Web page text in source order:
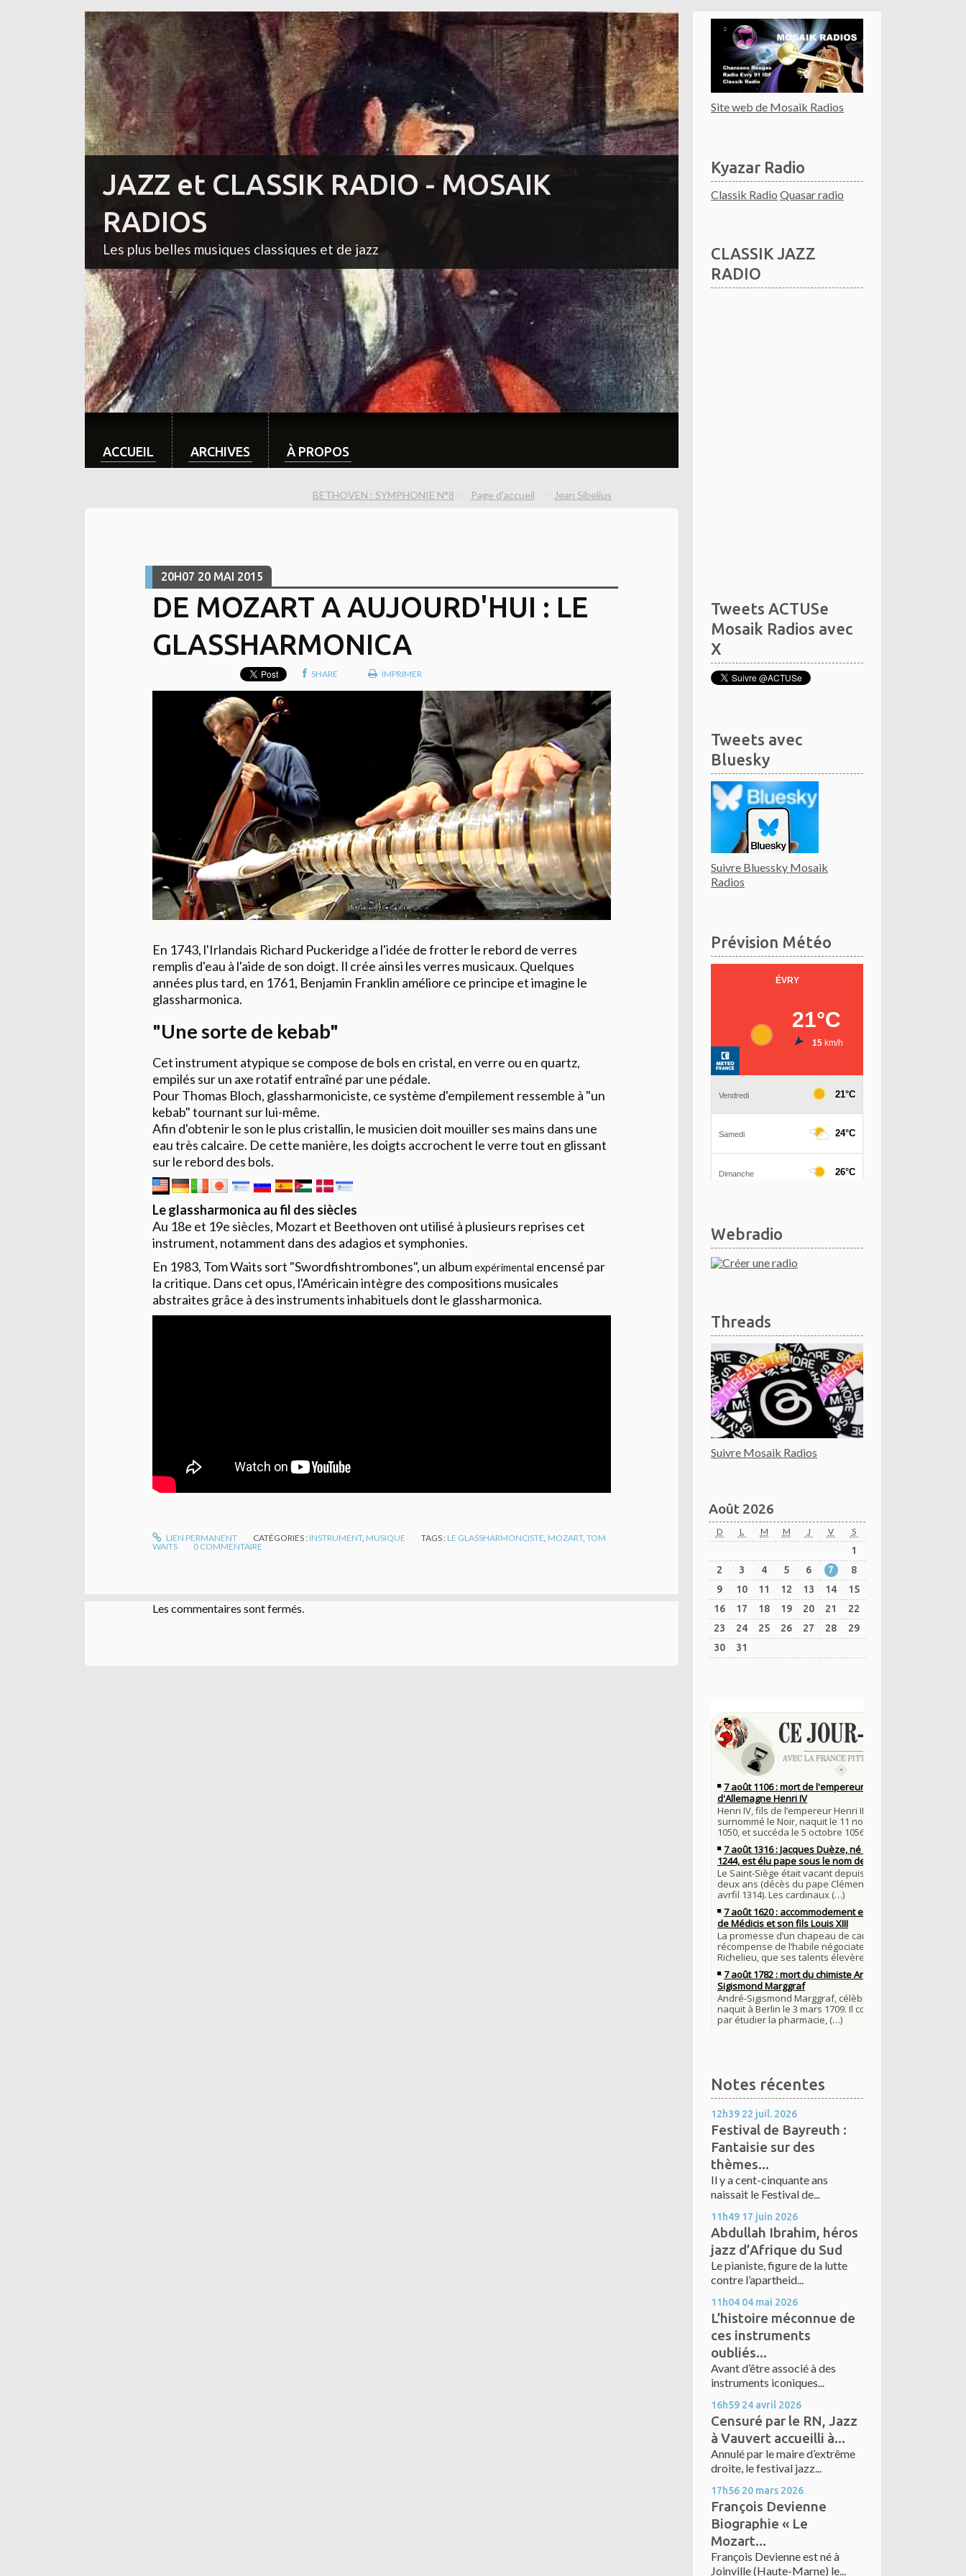
JAZZ et CLASSIK RADIO - MOSAIK
RADIOS
Les plus belles musiques classiques et de jazz
ACCUEIL ARCHIVES À PROPOS
BETHOVEN : SYMPHONIE N°8 Page d'accueil Jean Sibelius
20H07 20 MAI 2015
DE MOZART A AUJOURD'HUI : LE
GLASSHARMONICA
SHARE IMPRIMER
En 1743, l'Irlandais Richard Puckeridge a l'idée de frotter le rebord de verres
remplis d'eau à l'aide de son doigt. Il crée ainsi les verres musicaux. Quelques
années plus tard, en 1761, Benjamin Franklin améliore ce principe et imagine le
glassharmonica.
"Une sorte de kebab"
Cet instrument atypique se compose de bols en cristal, en verre ou en quartz,
empilés sur un axe rotatif entraîné par une pédale.
Pour Thomas Bloch, glassharmoniciste, ce système d'empilement ressemble à "un
kebab" tournant sur lui-même.
Afin d'obtenir le son le plus cristallin, le musicien doit mouiller ses mains dans une
eau très calcaire. De cette manière, les doigts accrochent le verre tout en glissant
sur le rebord des bols.
Le glassharmonica au fil des siècles
Au 18e et 19e siècles, Mozart et Beethoven ont utilisé à plusieurs reprises cet
instrument, notamment dans des adagios et symphonies.
En 1983, Tom Waits sort "Swordfishtrombones", un albumexpérimental encensé par
la critique. Dans cet opus, l'Américain intègre des compositions musicales
abstraites grâce à des instruments inhabituels dont le glassharmonica.
LIEN PERMANENT CATÉGORIES : INSTRUMENT, MUSIQUE TAGS : LE GLASSHARMONCISTE MOZART,TOM
WAITS
0 COMMENTAIRE
Les commentaires sont fermés.
Site web de Mosaik Radios
Kyazar Radio
Classik Radio Quasar radio
CLASSIK JAZZ
RADIO
Tweets ACTUSe
Mosaik Radios avec
X
Tweets avec
Bluesky
Suivre Bluessky Mosaik
Radios
Prévision Météo
Webradio
Threads
Suivre Mosaik Radios
Août 2026
D L M M J V S
1
2
3 4 5 6 7
8
9
10 11 12 13 14
15
16
17 18 19 20 21
22
23
24 25 26 27 28
29
30
31
Notes récentes
12h39 22 juil. 2026
Festival de Bayreuth :
Fantaisie sur des
thèmes...
Il y a cent-cinquante ans
naissait le Festival de...
11h49 17 juin 2026
Abdullah Ibrahim, héros
jazz d’Afrique du Sud
Le pianiste, figure de la lutte
contre l’apartheid...
11h04 04 mai 2026
L’histoire méconnue de
ces instruments
oubliés...
Avant d’être associé à des
instruments iconiques...
16h59 24 avril 2026
Censuré par le RN, Jazz
à Vauvert accueilli à...
Annulé par le maire d’extrême
droite, le festival jazz...
17h56 20 mars 2026
François Devienne
Biographie « Le
Mozart...
François Devienne est né à
Joinville (Haute-Marne) le...